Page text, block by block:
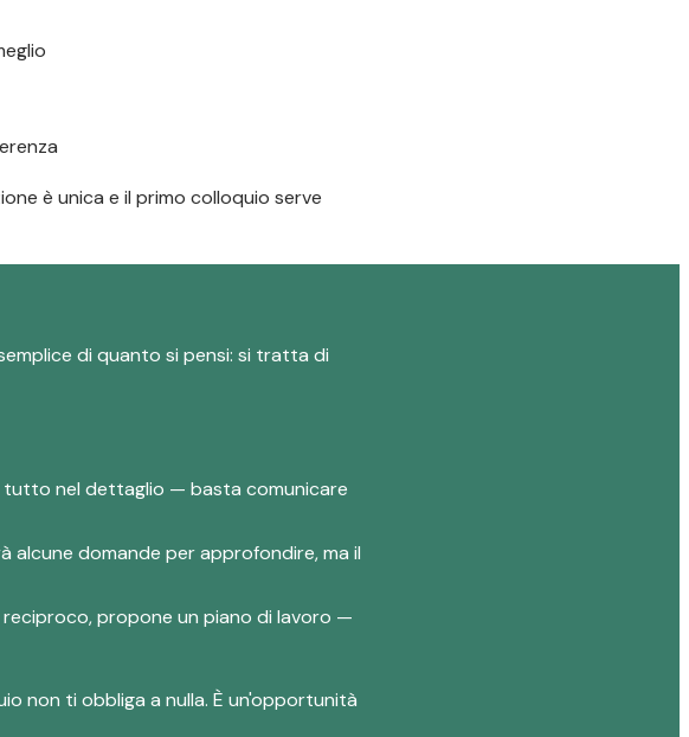
è unica e il primo colloquio serve
di quanto si pensi: si tratta di
tutto nel dettaglio — basta comunicare
alcune domande per approfondire, ma il
propone un piano di lavoro —
non ti obbliga a nulla. È un'opportunità